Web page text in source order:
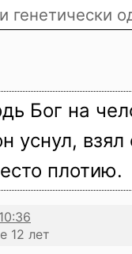
генетически
Бог на
уснул,
плотию.
12 лет